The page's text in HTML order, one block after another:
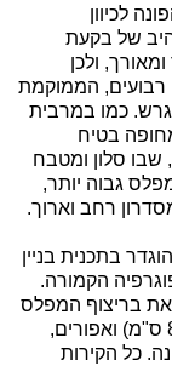
לכיוון
של בקעת
ולכן
תיבה בגודל של 150 מטרים רבועים, הממוקמת
כמו במרבית
בטיח
שבו סלון ומטבח
גבוה יותר,
רחב וארוך.
בתכנית בניין
הקמורה.
בריצוף המפלס
התחתון באריחי גרניט-פורצלן גדולים (80X80 ס"מ) ואפורים,
כל הקירות